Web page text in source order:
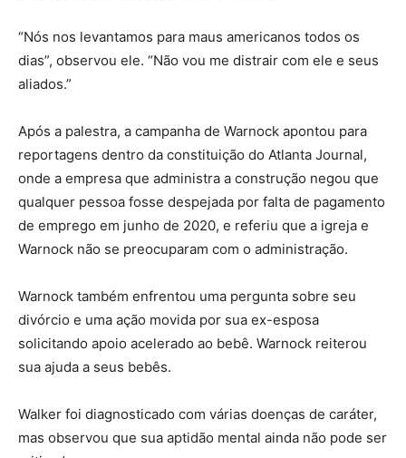
“Nós nos levantamos para maus americanos todos os
dias”, observou ele. “Não vou me distrair com ele e seus
aliados.”
Após a palestra, a campanha de Warnock apontou para
reportagens dentro da constituição do Atlanta Journal,
onde a empresa que administra a construção negou que
qualquer pessoa fosse despejada por falta de pagamento
de emprego em junho de 2020, e referiu que a igreja e
Warnock não se preocuparam com o administração.
Warnock também enfrentou uma pergunta sobre seu
divórcio e uma ação movida por sua ex-esposa
solicitando apoio acelerado ao bebê. Warnock reiterou
sua ajuda a seus bebês.
Walker foi diagnosticado com várias doenças de caráter,
mas observou que sua aptidão mental ainda não pode ser